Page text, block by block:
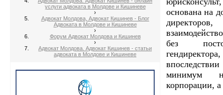
услуги адвоката в Молдове и Кишиневе
›
Адвокат Молдова, Адвокат Кишинев - Блог
Адвоката в Молдове и Кишиневе
›
Форум Адвокат Молдова и Кишинев
›
Адвокат Молдова. Адвокат Кишинев - статьи
адвоката в Молдове и Кишиневе
основана на
без
минимум
корпорации,